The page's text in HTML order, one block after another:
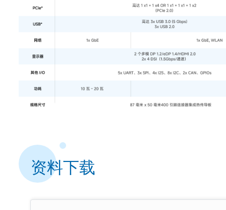
资料下载